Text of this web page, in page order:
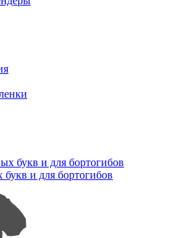
букв и для бортогибов